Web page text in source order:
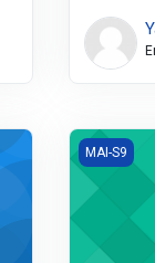
TPMAI-S9